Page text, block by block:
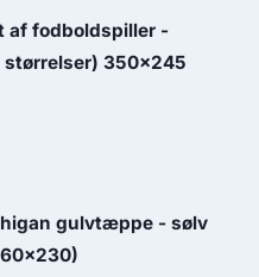
af fodboldspiller -
størrelser) 350x245
gulvtæppe - sølv